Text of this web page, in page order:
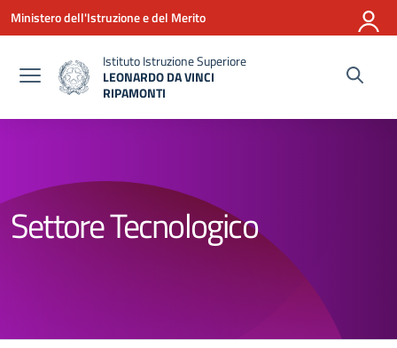
Vai ai contenuti
Vai al menu di navigazione
Vai al footer
Ministero dell'Istruzione e del Merito
Istituto Istruzione Superiore
LEONARDO DA VINCI
RIPAMONTI
Settore Tecnologico